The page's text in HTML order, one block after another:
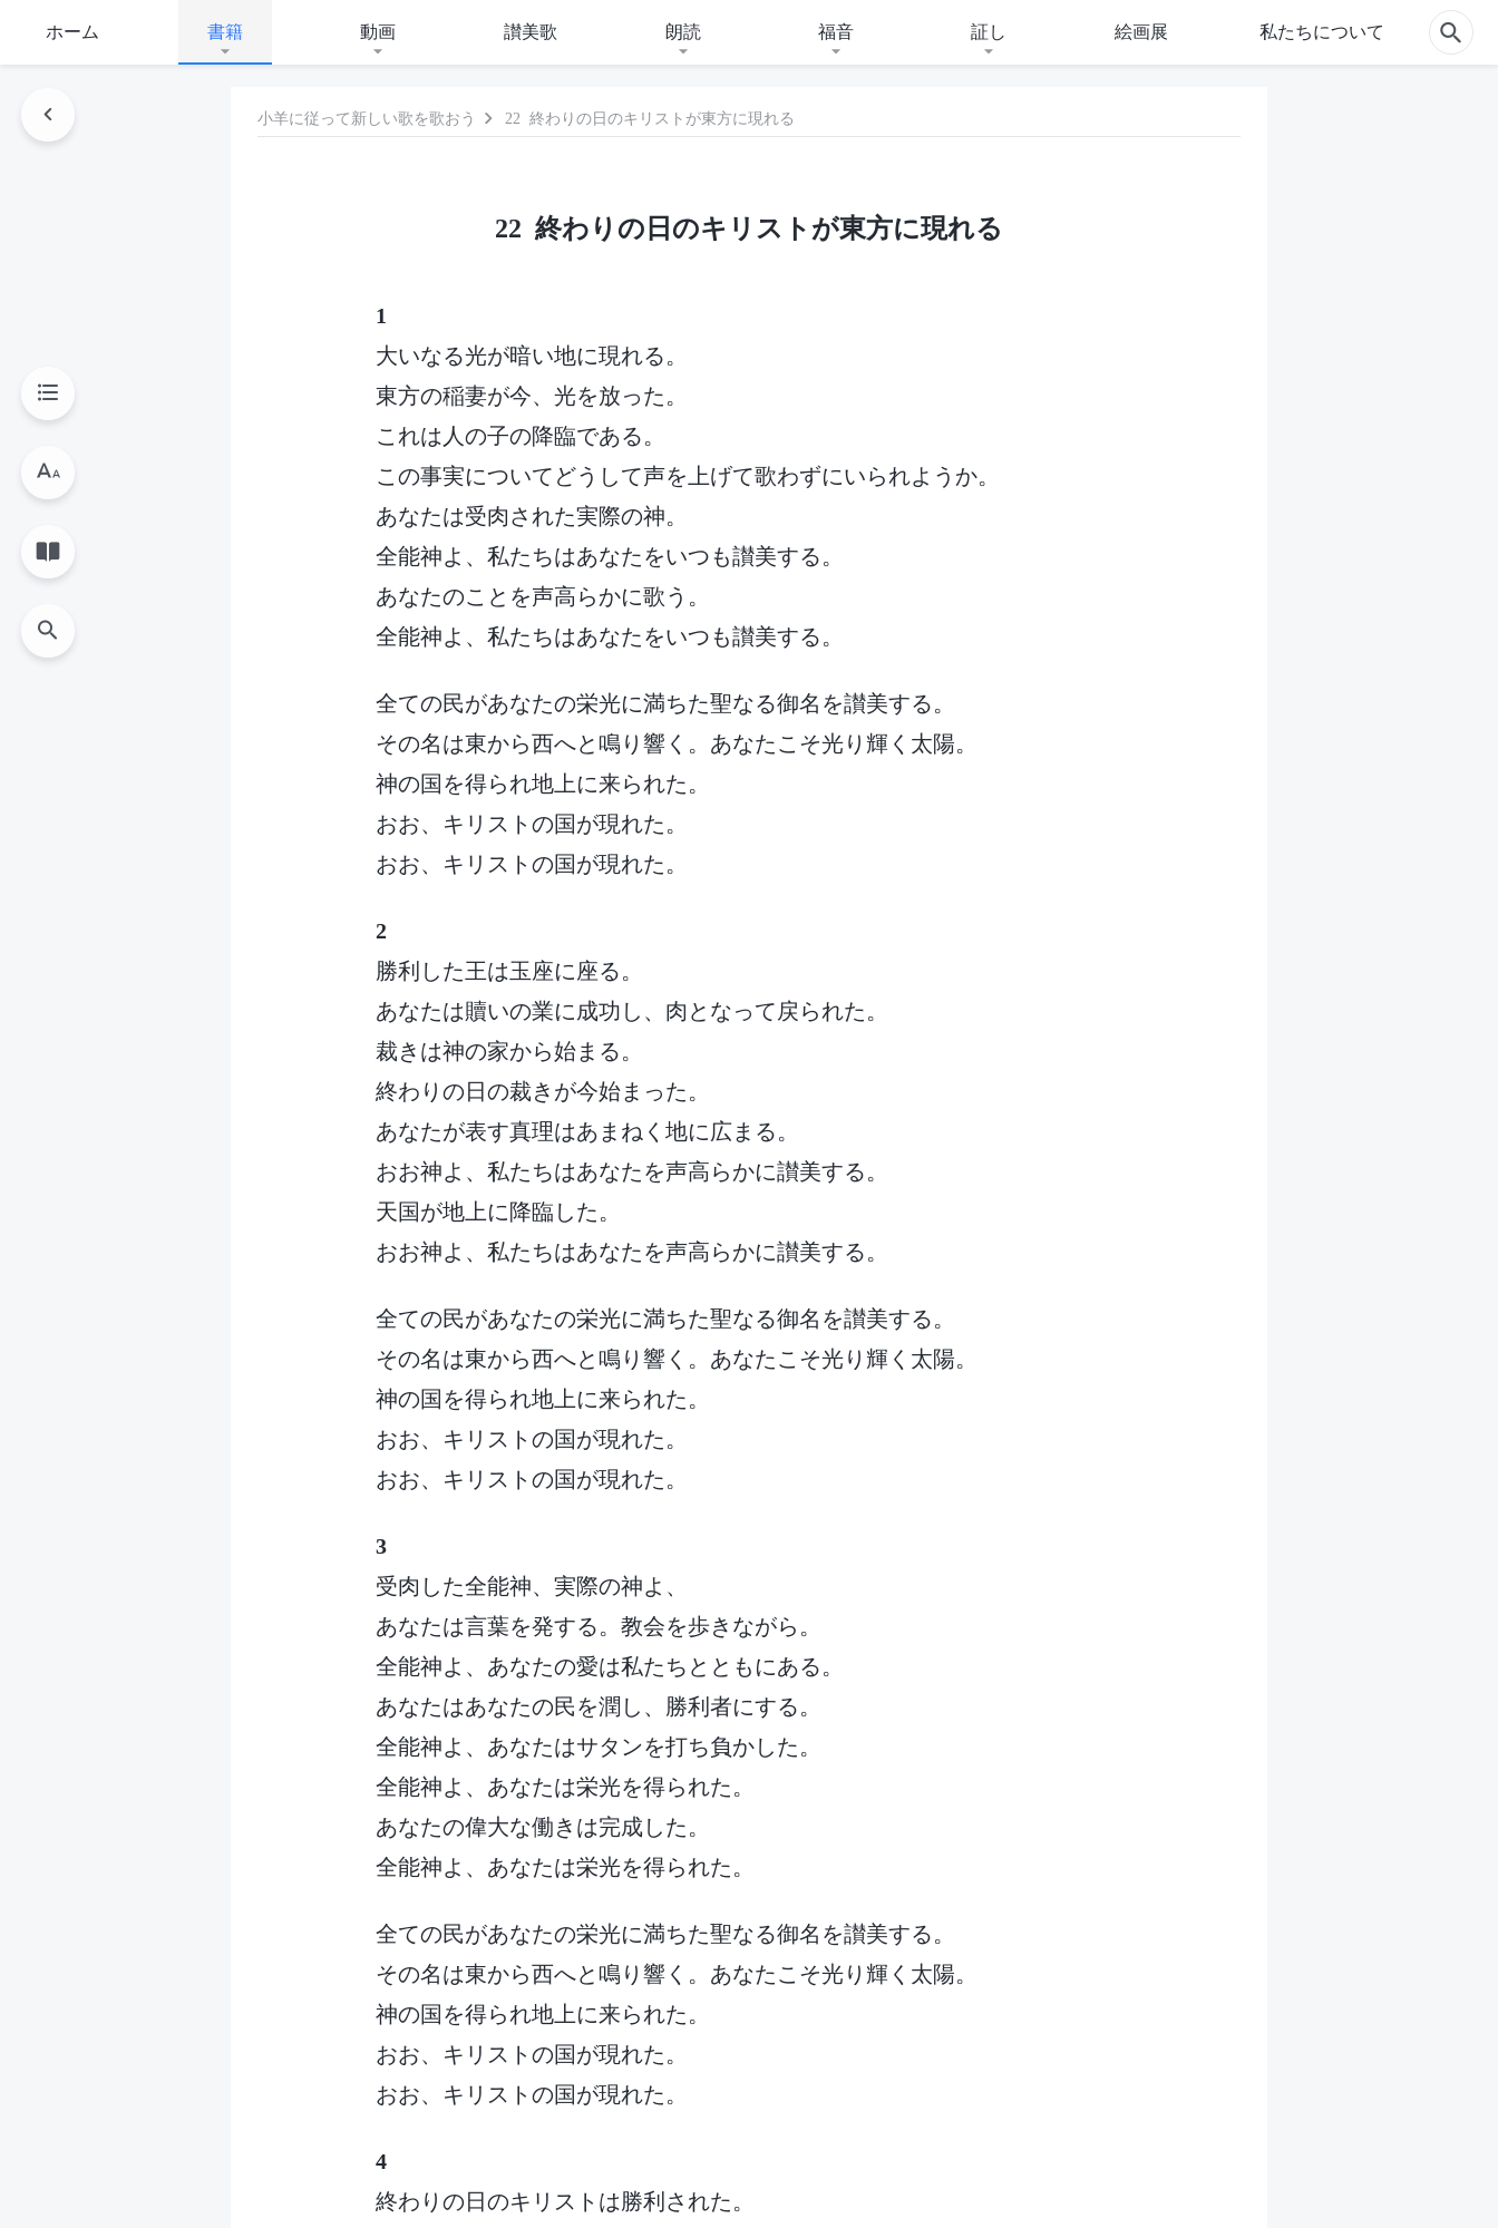
ホーム 書籍 動画 讃美歌 朗読 福音 証し 絵画展 私たちについて
小羊に従って新しい歌を歌おう 22 終わりの日のキリストが東方に現れる
22 終わりの日のキリストが東方に現れる
1
大いなる光が暗い地に現れる。
東方の稲妻が今、光を放った。
これは人の子の降臨である。
この事実についてどうして声を上げて歌わずにいられようか。
あなたは受肉された実際の神。
全能神よ、私たちはあなたをいつも讃美する。
あなたのことを声高らかに歌う。
全能神よ、私たちはあなたをいつも讃美する。
全ての民があなたの栄光に満ちた聖なる御名を讃美する。
その名は東から西へと鳴り響く。あなたこそ光り輝く太陽。
神の国を得られ地上に来られた。
おお、キリストの国が現れた。
おお、キリストの国が現れた。
2
勝利した王は玉座に座る。
あなたは贖いの業に成功し、肉となって戻られた。
裁きは神の家から始まる。
終わりの日の裁きが今始まった。
あなたが表す真理はあまねく地に広まる。
おお神よ、私たちはあなたを声高らかに讃美する。
天国が地上に降臨した。
おお神よ、私たちはあなたを声高らかに讃美する。
全ての民があなたの栄光に満ちた聖なる御名を讃美する。
その名は東から西へと鳴り響く。あなたこそ光り輝く太陽。
神の国を得られ地上に来られた。
おお、キリストの国が現れた。
おお、キリストの国が現れた。
3
受肉した全能神、実際の神よ、
あなたは言葉を発する。教会を歩きながら。
全能神よ、あなたの愛は私たちとともにある。
あなたはあなたの民を潤し、勝利者にする。
全能神よ、あなたはサタンを打ち負かした。
全能神よ、あなたは栄光を得られた。
あなたの偉大な働きは完成した。
全能神よ、あなたは栄光を得られた。
全ての民があなたの栄光に満ちた聖なる御名を讃美する。
その名は東から西へと鳴り響く。あなたこそ光り輝く太陽。
神の国を得られ地上に来られた。
おお、キリストの国が現れた。
おお、キリストの国が現れた。
4
終わりの日のキリストは勝利された。